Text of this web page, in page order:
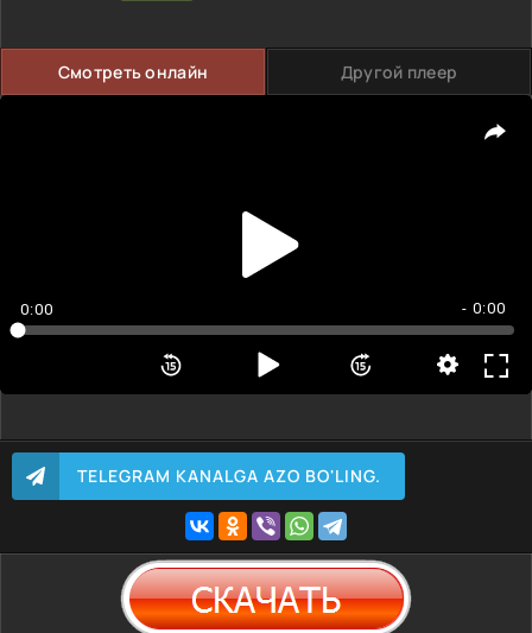
Смотреть онлайн Другой плеер
0:00 - 0:00
TELEGRAM KANALGA AZO BO'LING.